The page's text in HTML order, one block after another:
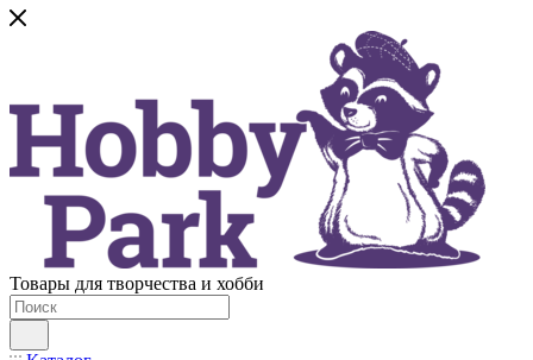
Товары для творчества и хобби